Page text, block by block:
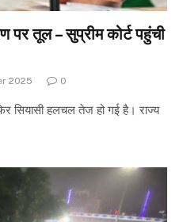
पर तूल – सुप्रीम कोर्ट पहुंची
2025 0
सियासी हलचल तेज हो गई है। राज्य